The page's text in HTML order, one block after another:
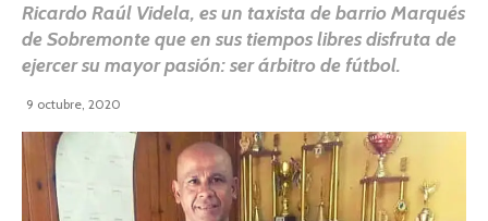
Ricardo Raúl Videla, es un taxista de barrio Marqués
de Sobremonte que en sus tiempos libres disfruta de
ejercer su mayor pasión: ser árbitro de fútbol.
9 octubre, 2020